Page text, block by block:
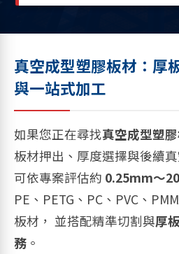
真空成型塑膠板材：厚
與一站式加工
如果您正在尋找真空成型塑
板材押出、厚度選擇與後續
可依專案評估約 0.25mm～
PE、PETG、PC、PVC、
板材， 並搭配精準切割與厚
務 。